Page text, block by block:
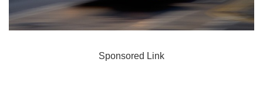
Sponsored Link